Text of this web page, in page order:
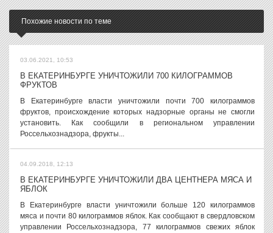
Похожие новости по теме
03.06.2021, 10:53
В ЕКАТЕРИНБУРГЕ УНИЧТОЖИЛИ 700 КИЛОГРАММОВ
ФРУКТОВ
В Екатеринбурге власти уничтожили почти 700 килограммов
фруктов, происхождение которых надзорные органы не смогли
установить. Как сообщили в региональном управлении
Россельхознадзора, фрукты...
04.09.2018, 12:13
В ЕКАТЕРИНБУРГЕ УНИЧТОЖИЛИ ДВА ЦЕНТНЕРА МЯСА И
ЯБЛОК
В Екатеринбурге власти уничтожили больше 120 килограммов
мяса и почти 80 килограммов яблок. Как сообщают в свердловском
управлении Россельхознадзора, 77 килограммов свежих яблок